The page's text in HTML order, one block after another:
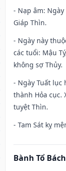
- Nạp âm:
Giáp Thìn.
- Ngày này
các tuổi: Mậu
không sợ Thủy.
- Ngày Tuất lục
thành Hỏa cục.
tuyệt Thìn.
- Tam Sát kỵ
Bành Tổ